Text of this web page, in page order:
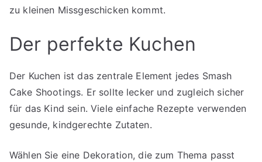
zu kleinen Missgeschicken kommt.
Der perfekte Kuchen
Der Kuchen ist das zentrale Element jedes Smash
Cake Shootings. Er sollte lecker und zugleich sicher
für das Kind sein. Viele einfache Rezepte verwenden
gesunde, kindgerechte Zutaten.
Wählen Sie eine Dekoration, die zum Thema passt